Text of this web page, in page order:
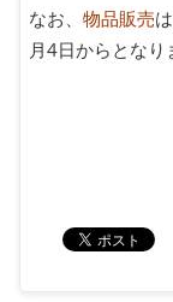
なお、物品販売
月4日からとなり